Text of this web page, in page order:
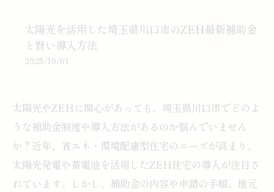
太陽光を活用した埼玉県川口市のZEH最新補助金
と賢い導入方法
2025/10/01
太陽光やZEHに関心があっても、埼玉県川口市でどのよ
うな補助金制度や導入方法があるのか悩んでいません
か？近年、省エネ・環境配慮型住宅のニーズが高まり、
太陽光発電や蓄電池を活用したZEH住宅の導入が注目さ
れています。しかし、補助金の内容や申請の手順、地元